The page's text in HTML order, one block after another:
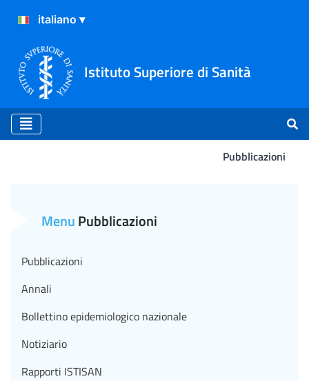
Istituto Superiore di Sanità
Pubblicazioni
MenuPubblicazioni
Pubblicazioni
Annali
Bollettino epidemiologico nazionale
Notiziario
Rapporti ISTISAN